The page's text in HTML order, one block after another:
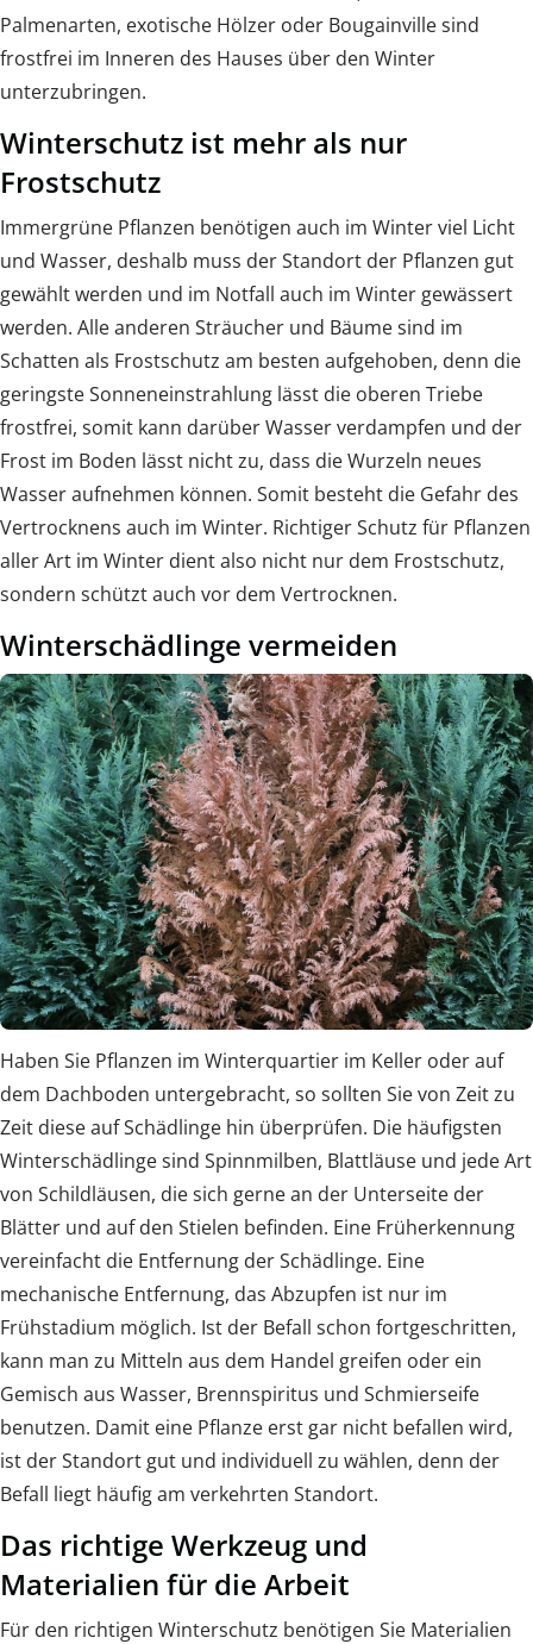
Palmenarten, exotische Hölzer oder Bougainville sind
frostfrei im Inneren des Hauses über den Winter
unterzubringen.
Winterschutz ist mehr als nur
Frostschutz
Immergrüne Pflanzen benötigen auch im Winter viel Licht
und Wasser, deshalb muss der Standort der Pflanzen gut
gewählt werden und im Notfall auch im Winter gewässert
werden. Alle anderen Sträucher und Bäume sind im
Schatten als Frostschutz am besten aufgehoben, denn die
geringste Sonneneinstrahlung lässt die oberen Triebe
frostfrei, somit kann darüber Wasser verdampfen und der
Frost im Boden lässt nicht zu, dass die Wurzeln neues
Wasser aufnehmen können. Somit besteht die Gefahr des
Vertrocknens auch im Winter. Richtiger Schutz für Pflanzen
aller Art im Winter dient also nicht nur dem Frostschutz,
sondern schützt auch vor dem Vertrocknen.
Winterschädlinge vermeiden
Haben Sie Pflanzen im Winterquartier im Keller oder auf
dem Dachboden untergebracht, so sollten Sie von Zeit zu
Zeit diese auf Schädlinge hin überprüfen. Die häufigsten
Winterschädlinge sind Spinnmilben, Blattläuse und jede Art
von Schildläusen, die sich gerne an der Unterseite der
Blätter und auf den Stielen befinden. Eine Früherkennung
vereinfacht die Entfernung der Schädlinge. Eine
mechanische Entfernung, das Abzupfen ist nur im
Frühstadium möglich. Ist der Befall schon fortgeschritten,
kann man zu Mitteln aus dem Handel greifen oder ein
Gemisch aus Wasser, Brennspiritus und Schmierseife
benutzen. Damit eine Pflanze erst gar nicht befallen wird,
ist der Standort gut und individuell zu wählen, denn der
Befall liegt häufig am verkehrten Standort.
Das richtige Werkzeug und
Materialien für die Arbeit
Für den richtigen Winterschutz benötigen Sie Materialien